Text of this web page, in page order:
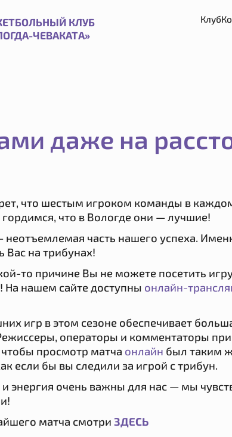
КЛУБ
ЧЕВАКАТА»
Клуб
даже на
что шестым игроком команды в
что в Вологде они — лучшие!
часть нашего успеха.
Вас на трибунах!
то причине Вы не можете посетить
На нашем сайте доступны онлайн-
игр в этом сезоне обеспечивает
операторы и комментаторы
просмотр матча онлайн был таким
если бы вы следили за игрой с трибун.
энергия очень важны для нас — мы
матча смотриЗДЕСЬ